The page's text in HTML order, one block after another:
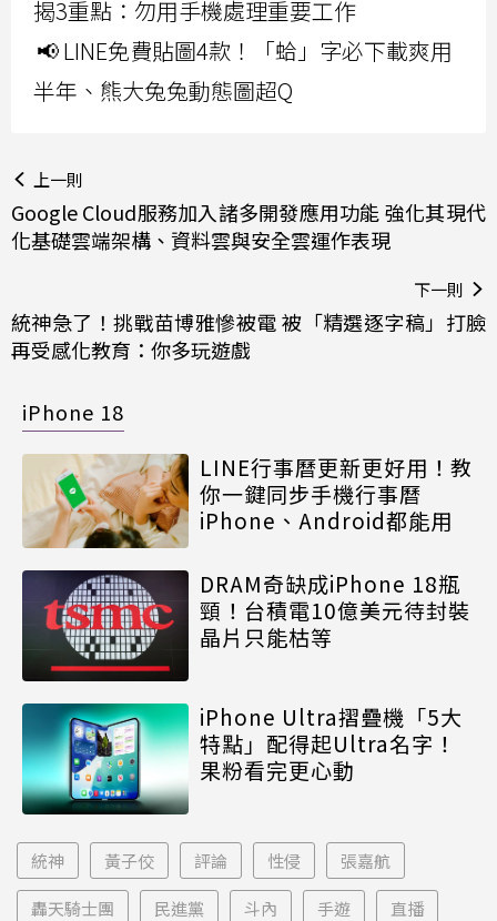
揭3重點：勿用手機處理重要工作
📢 LINE免費貼圖4款！「蛤」字必下載爽用
半年、熊大兔兔動態圖超Q
上一則
Google Cloud服務加入諸多開發應用功能 強化其現代
化基礎雲端架構、資料雲與安全雲運作表現
下一則
統神急了！挑戰苗博雅慘被電 被「精選逐字稿」打臉
再受感化教育：你多玩遊戲
iPhone 18
LINE行事曆更新更好用！教
你一鍵同步手機行事曆
iPhone、Android都能用
DRAM奇缺成iPhone 18瓶
頸！台積電10億美元待封裝
晶片只能枯等
iPhone Ultra摺疊機「5大
特點」配得起Ultra名字！
果粉看完更心動
統神 黃子佼 評論 性侵 張嘉航
轟天騎士團 民進黨 斗內 手遊 直播